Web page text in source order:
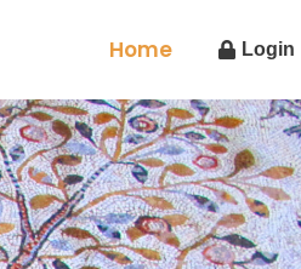
Home Login